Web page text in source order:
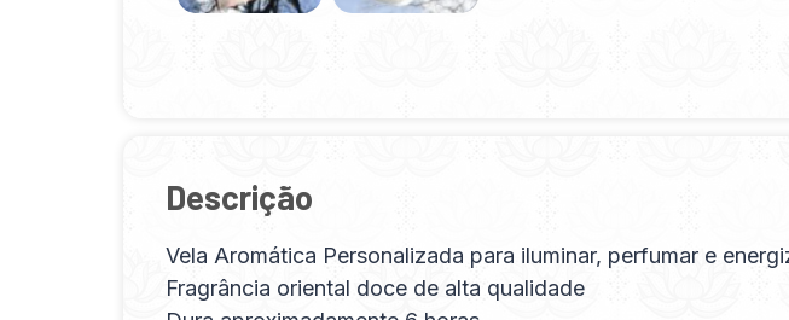
Descrição
Vela Aromática Personalizada para iluminar, perfumar e
Fragrância oriental doce de alta qualidade